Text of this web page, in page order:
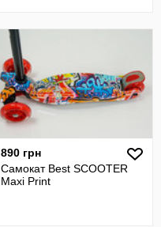
890 грн
Самокат Best SCOOTER
Maxi Print